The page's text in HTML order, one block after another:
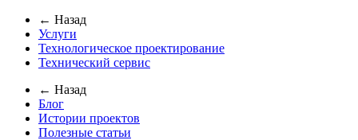
← Назад
Услуги
Технологическое проектирование
Технический сервис
← Назад
Блог
Истории проектов
Полезные статьи